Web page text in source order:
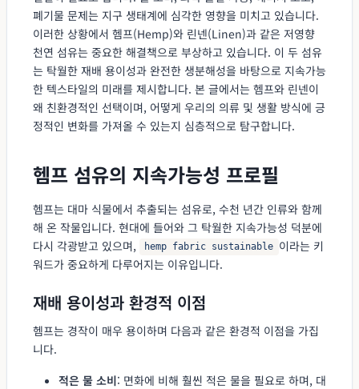
폐기물 문제는 지구 생태계에 심각한 영향을 미치고 있습니다.
이러한 상황에서 헴프(Hemp)와 린넨(Linen)과 같은 저영향
천연 섬유는 중요한 해결책으로 부상하고 있습니다. 이 두 섬유
는 탁월한 재배 용이성과 완전한 생분해성을 바탕으로 지속가능
한 텍스타일의 미래를 제시합니다. 본 글에서는 헴프와 린넨이
왜 친환경적인 선택이며, 어떻게 우리의 의류 및 생활 방식에 긍
정적인 변화를 가져올 수 있는지 심층적으로 탐구합니다.
헴프 섬유의 지속가능성 프로필
헴프는 대마 식물에서 추출되는 섬유로, 수천 년간 인류와 함께
해 온 작물입니다. 현대에 들어와 그 탁월한 지속가능성 덕분에
다시 각광받고 있으며,
hemp fabric sustainable 이라는 키
워드가 중요하게 다루어지는 이유입니다.
재배 용이성과 환경적 이점
헴프는 경작이 매우 용이하며 다음과 같은 환경적 이점을 가집
니다.
적은 물 소비: 면화에 비해 훨씬 적은 물을 필요로 하며, 대